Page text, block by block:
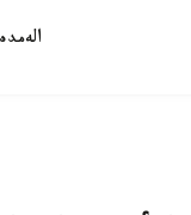
الەمدە